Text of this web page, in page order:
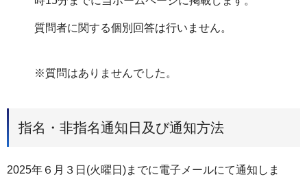
質問者に関する個別回答は行いません。
※質問はありませんでした。
指名・非指名通知日及び通知方法
2025年６⽉３⽇(火曜日)までに電⼦メールにて通知しま